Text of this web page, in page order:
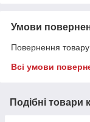
Умови
Повернення
Всі умови
Подібні товари